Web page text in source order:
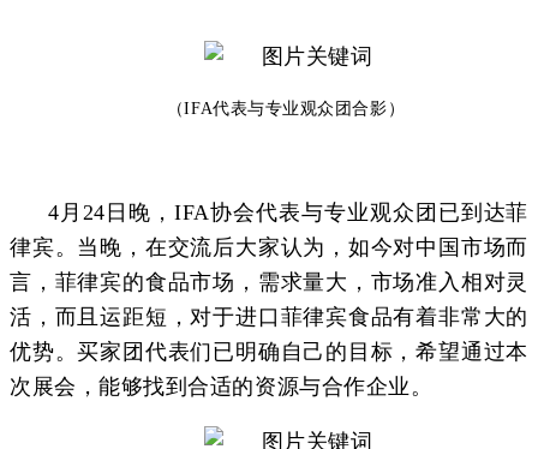
（IFA代表与专业观众团合影 ）
4月24日晚，IFA协会代表与专业观众团已到达菲
律宾。当晚，在交流后大家认为，如今对中国市场而
言，菲律宾的食品市场，需求量大，市场准入相对灵
活，而且运距短，对于进口菲律宾食品有着非常大的
优势。买家团代表们已明确自己的目标，希望通过本
次展会，能够找到合适的资源与合作企业。